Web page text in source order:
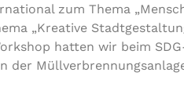
zum Thema
„Kreative
hatten wir beim
der